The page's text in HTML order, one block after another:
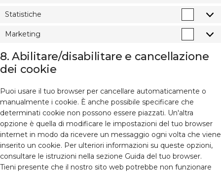
Statistiche
Marketing
8. Abilitare/disabilitare e cancellazione
dei cookie
Puoi usare il tuo browser per cancellare automaticamente o
manualmente i cookie. È anche possibile specificare che
determinati cookie non possono essere piazzati. Un'altra
opzione è quella di modificare le impostazioni del tuo browser
internet in modo da ricevere un messaggio ogni volta che viene
inserito un cookie. Per ulteriori informazioni su queste opzioni,
consultare le istruzioni nella sezione Guida del tuo browser.
Tieni presente che il nostro sito web potrebbe non funzionare